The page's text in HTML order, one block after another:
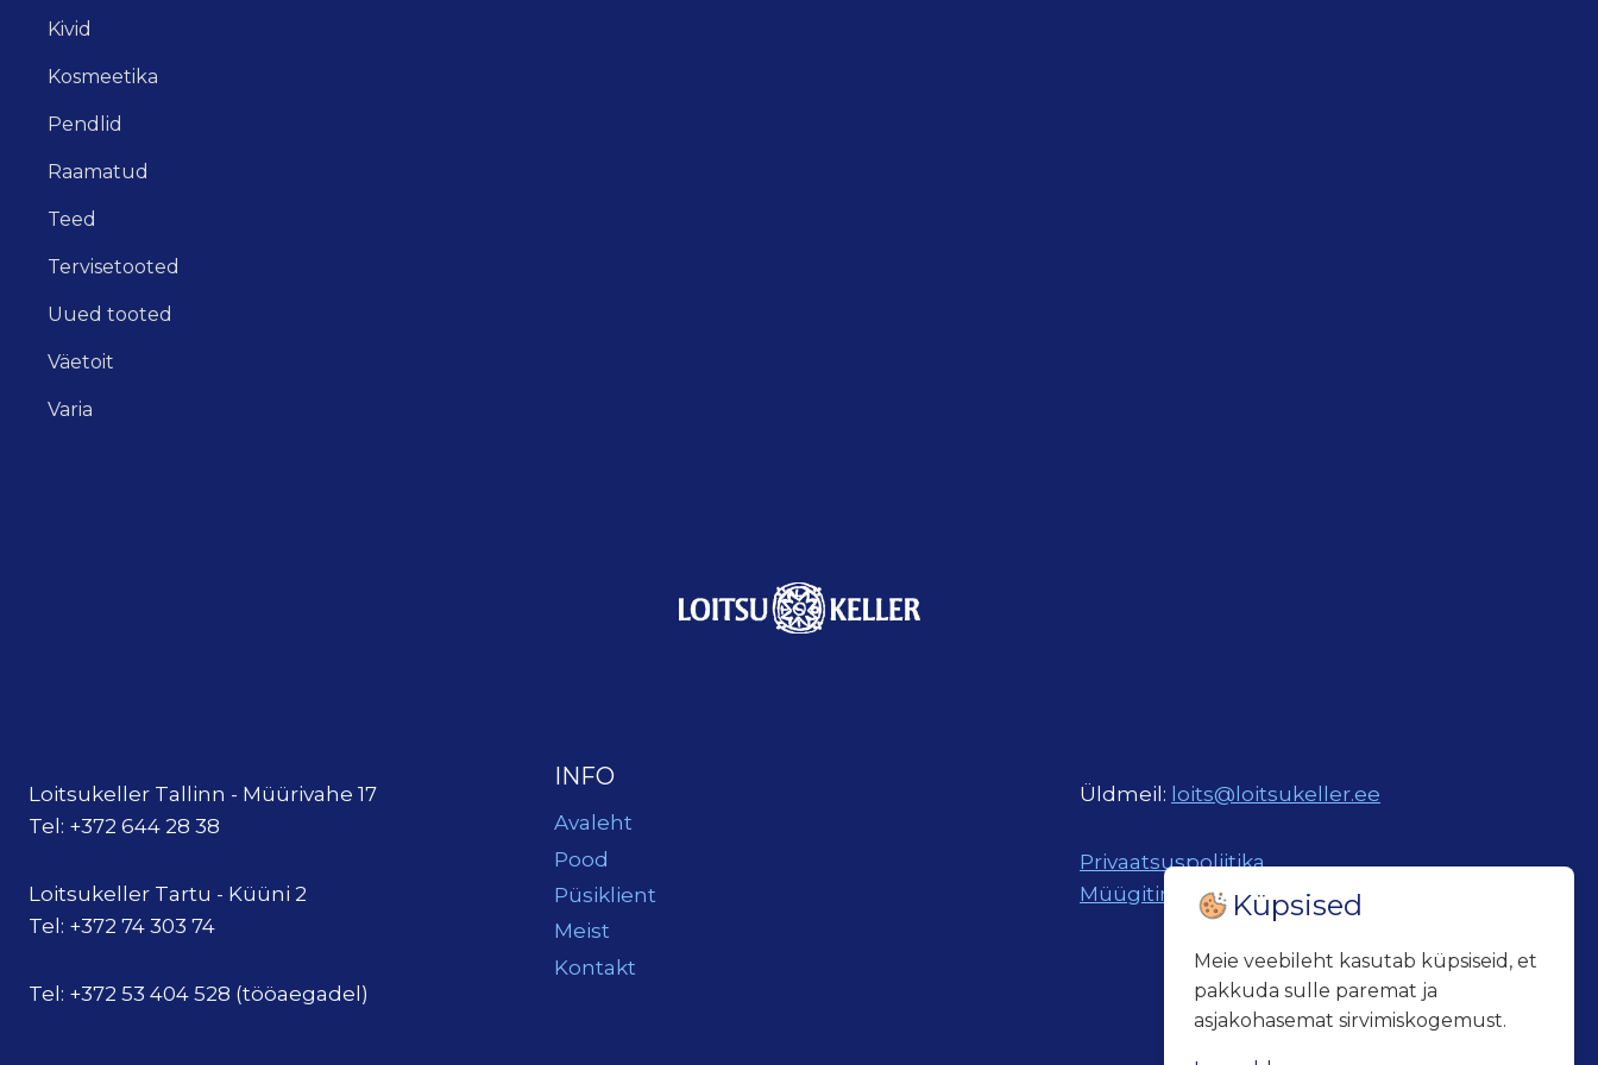
Kivid
Kosmeetika
Pendlid
Raamatud
Teed
Tervisetooted
Uued tooted
Väetoit
Varia
Loitsukeller Tallinn - Müürivahe 17
Tel: +372 644 28 38
Loitsukeller Tartu - Küüni 2
Tel: +372 74 303 74
Tel: +372 53 404 528 (tööaegadel)
INFO
Avaleht
Pood
Püsiklient
Meist
Kontakt
Üldmeil: loits@loitsukeller.ee
Privaatsuspoliitika
MüügitingimusedKüpsised
Meie veebileht kasutab küpsiseid, et
pakkuda sulle paremat ja
asjakohasemat sirvimiskogemust.